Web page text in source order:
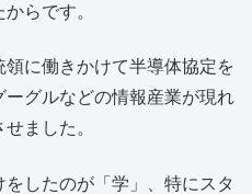
らです。
領に働きかけて半導体協定を
グルなどの情報産業が現れ
ました。
したのが「学」、特にスタ